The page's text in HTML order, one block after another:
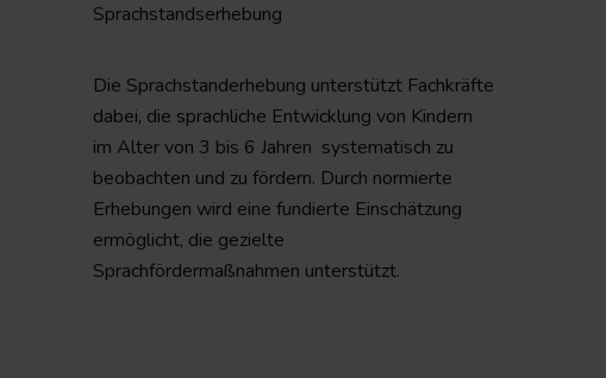
Sprachstandserhebung
Die Sprachstanderhebung unterstützt Fachkräfte
dabei, die sprachliche Entwicklung von Kindern
im Alter von 3 bis 6 Jahren systematisch zu
beobachten und zu fördern. Durch normierte
Erhebungen wird eine fundierte Einschätzung
ermöglicht, die gezielte
Sprachfördermaßnahmen unterstützt.